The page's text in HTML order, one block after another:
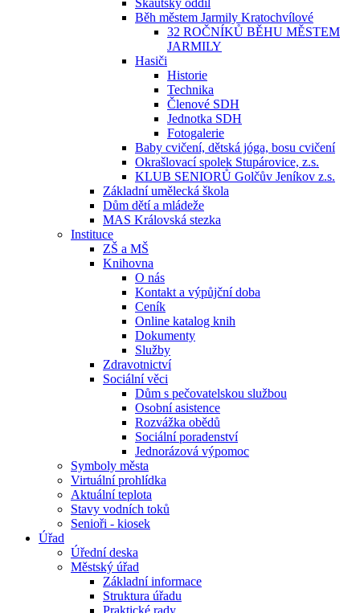
Skautský oddíl
Běh městem Jarmily Kratochvílové
32 ROČNÍKŮ BĚHU MĚSTEM
JARMILY
Hasiči
Historie
Technika
Členové SDH
Jednotka SDH
Fotogalerie
Baby cvičení, dětská jóga, bosu cvičení
Okrašlovací spolek Stupárovice, z.s.
KLUB SENIORŮ Golčův Jeníkov z.s.
Základní umělecká škola
Dům dětí a mládeže
MAS Královská stezka
Instituce
ZŠ a MŠ
Knihovna
O nás
Kontakt a výpůjční doba
Ceník
Online katalog knih
Dokumenty
Služby
Zdravotnictví
Sociální věci
Dům s pečovatelskou službou
Osobní asistence
Rozvážka obědů
Sociální poradenství
Jednorázová výpomoc
Symboly města
Virtuální prohlídka
Aktuální teplota
Stavy vodních toků
Senioři - kiosek
Úřad
Úřední deska
Městský úřad
Základní informace
Struktura úřadu
Praktické rady